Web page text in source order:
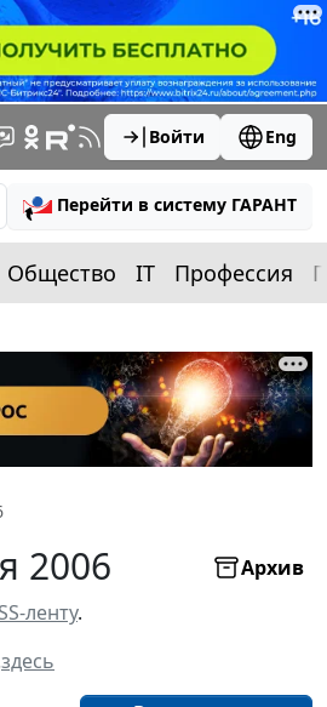
Войти Eng
Перейти в систему ГАРАНТ
Общество IT Профессия
2006
Архив
ленту.
здесь